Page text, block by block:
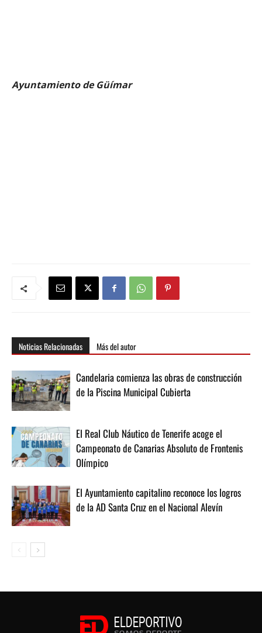
Ayuntamiento de Güímar
Noticias Relacionadas Más del autor
Candelaria comienza las obras de construcción
de la Piscina Municipal Cubierta
El Real Club Náutico de Tenerife acoge el
Campeonato de Canarias Absoluto de Frontenis
Olímpico
El Ayuntamiento capitalino reconoce los logros
de la AD Santa Cruz en el Nacional Alevín